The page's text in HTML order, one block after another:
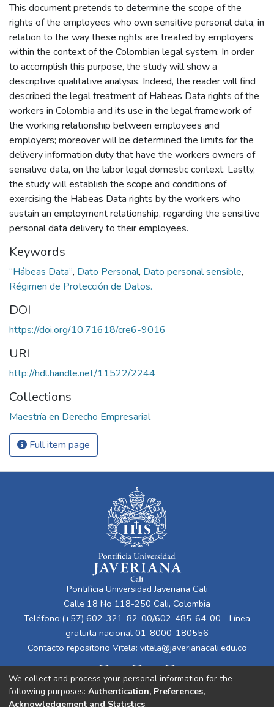
This document pretends to determine the scope of the
rights of the employees who own sensitive personal data, in
relation to the way these rights are treated by employers
within the context of the Colombian legal system. In order
to accomplish this purpose, the study will show a
descriptive qualitative analysis. Indeed, the reader will find
described the legal treatment of Habeas Data rights of the
workers in Colombia and its use in the legal framework of
the working relationship between employees and
employers; moreover will be determined the limits for the
delivery information duty that have the workers owners of
sensitive data, on the labor legal domestic context. Lastly,
the study will establish the scope and conditions of
exercising the Habeas Data rights by the workers who
sustain an employment relationship, regarding the sensitive
personal data delivery to their employees.
Keywords
“Hábeas Data”, Dato Personal, Dato personal sensible,
Régimen de Protección de Datos.
DOI
https://doi.org/10.71618/cre6-9016
URI
http://hdl.handle.net/11522/2244
Collections
Maestría en Derecho Empresarial
Full item page
Pontificia Universidad Javeriana Cali
Calle 18 No 118-250 Cali, Colombia
Teléfono:(+57) 602-321-82-00/602-485-64-00 - Línea
gratuita nacional 01-8000-180556
Contacto repositorio Vitela: vitela@javerianacali.edu.co
We collect and process your personal information for the
following purposes: Authentication, Preferences,
Acknowledgement and Statistics.